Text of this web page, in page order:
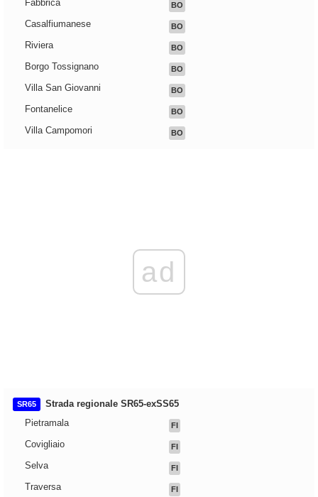
Fabbrica BO
Casalfiumanese BO
Riviera BO
Borgo Tossignano BO
Villa San Giovanni BO
Fontanelice BO
Villa Campomori BO
ad
SR65
Strada regionale SR65-exSS65
Pietramala
FI
Covigliaio FI
Selva FI
Traversa FI